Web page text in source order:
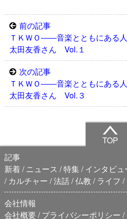
前の記事
ＴＫＷＯ――音楽とともにある
太田友香さん Vol.１
次の記事
ＴＫＷＯ――音楽とともにある
太田友香さん Vol.３
TOP
記事
新着
ニュース 特集 インタビュ
カルチャー 法話 仏教 ライフ
会社情報
会社概要 プライバシーポリシー